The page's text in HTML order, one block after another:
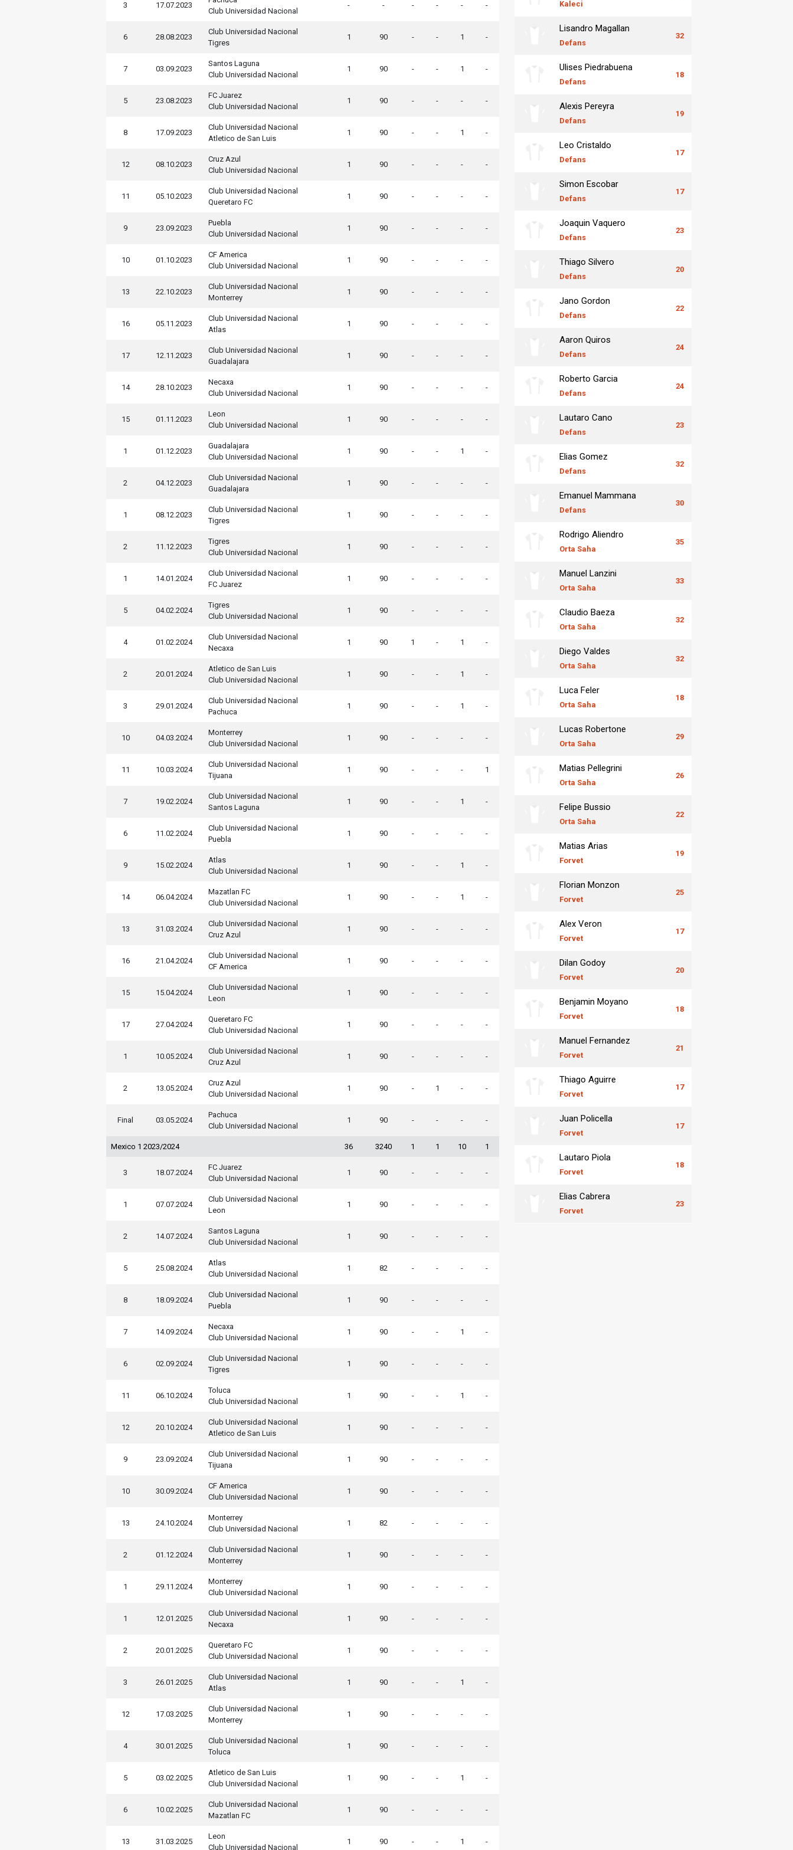
3 17.07.2023
Club Universidad Nacional
- - - - - -
6 28.08.2023
Club Universidad Nacional
Tigres
1 90 - - 1 -
7 03.09.2023
Santos Laguna
Club Universidad Nacional
1 90 - - 1 -
5 23.08.2023
FC Juarez
Club Universidad Nacional
1 90 - - - -
8 17.09.2023
Club Universidad Nacional
Atletico de San Luis
1 90 - - 1 -
12 08.10.2023
Cruz Azul
Club Universidad Nacional
1 90 - - - -
11 05.10.2023
Club Universidad Nacional
Queretaro FC
1 90 - - - -
9 23.09.2023
Puebla
Club Universidad Nacional
1 90 - - - -
10 01.10.2023
CF America
Club Universidad Nacional
1 90 - - - -
13 22.10.2023
Club Universidad Nacional
Monterrey
1 90 - - - -
16 05.11.2023
Club Universidad Nacional
Atlas
1 90 - - - -
17 12.11.2023
Club Universidad Nacional
Guadalajara
1 90 - - - -
14 28.10.2023
Necaxa
Club Universidad Nacional
1 90 - - - -
15 01.11.2023
Leon
Club Universidad Nacional
1 90 - - - -
1 01.12.2023
Guadalajara
Club Universidad Nacional
1 90 - - 1 -
2 04.12.2023
Club Universidad Nacional
Guadalajara
1 90 - - - -
1 08.12.2023
Club Universidad Nacional
Tigres
1 90 - - - -
2 11.12.2023
Tigres
Club Universidad Nacional
1 90 - - - -
1 14.01.2024
Club Universidad Nacional
FC Juarez
1 90 - - - -
5 04.02.2024
Tigres
Club Universidad Nacional
1 90 - - - -
4 01.02.2024
Club Universidad Nacional
Necaxa
1 90 1 - 1 -
2 20.01.2024
Atletico de San Luis
Club Universidad Nacional
1 90 - - 1 -
3 29.01.2024
Club Universidad Nacional
Pachuca
1 90 - - 1 -
10 04.03.2024
Monterrey
Club Universidad Nacional
1 90 - - - -
11 10.03.2024
Club Universidad Nacional
Tijuana
1 90 - - - 1
7 19.02.2024
Club Universidad Nacional
Santos Laguna
1 90 - - 1 -
6 11.02.2024
Club Universidad Nacional
Puebla
1 90 - - - -
9 15.02.2024
Atlas
Club Universidad Nacional
1 90 - - 1 -
14 06.04.2024
Mazatlan FC
Club Universidad Nacional
1 90 - - 1 -
13 31.03.2024
Club Universidad Nacional
Cruz Azul
1 90 - - - -
16 21.04.2024
Club Universidad Nacional
CF America
1 90 - - - -
15 15.04.2024
Club Universidad Nacional
Leon
1 90 - - - -
17 27.04.2024
Queretaro FC
Club Universidad Nacional
1 90 - - - -
1 10.05.2024
Club Universidad Nacional
Cruz Azul
1 90 - - - -
2 13.05.2024
Cruz Azul
Club Universidad Nacional
1 90 - 1 - -
Final 03.05.2024
Pachuca
Club Universidad Nacional
1 90 - - - -
Mexico 1 2023/2024 36 3240 1 1 10 1
3 18.07.2024
FC Juarez
Club Universidad Nacional
1 90 - - - -
1 07.07.2024
Club Universidad Nacional
Leon
1 90 - - - -
2 14.07.2024
Santos Laguna
Club Universidad Nacional
1 90 - - - -
5 25.08.2024
Atlas
Club Universidad Nacional
1 82 - - - -
8 18.09.2024
Club Universidad Nacional
Puebla
1 90 - - - -
7 14.09.2024
Necaxa
Club Universidad Nacional
1 90 - - 1 -
6 02.09.2024
Club Universidad Nacional
Tigres
1 90 - - - -
11 06.10.2024
Toluca
Club Universidad Nacional
1 90 - - 1 -
12 20.10.2024
Club Universidad Nacional
Atletico de San Luis
1 90 - - - -
9 23.09.2024
Club Universidad Nacional
Tijuana
1 90 - - - -
10 30.09.2024
CF America
Club Universidad Nacional
1 90 - - - -
13 24.10.2024
Monterrey
Club Universidad Nacional
1 82 - - - -
2 01.12.2024
Club Universidad Nacional
Monterrey
1 90 - - - -
1 29.11.2024
Monterrey
Club Universidad Nacional
1 90 - - - -
1 12.01.2025
Club Universidad Nacional
Necaxa
1 90 - - - -
2 20.01.2025
Queretaro FC
Club Universidad Nacional
1 90 - - - -
3 26.01.2025
Club Universidad Nacional
Atlas
1 90 - - 1 -
12 17.03.2025
Club Universidad Nacional
Monterrey
1 90 - - - -
4 30.01.2025
Club Universidad Nacional
Toluca
1 90 - - - -
5 03.02.2025
Atletico de San Luis
Club Universidad Nacional
1 90 - - 1 -
6 10.02.2025
Club Universidad Nacional
Mazatlan FC
1 90 - - - -
13 31.03.2025
Leon
Club Universidad Nacional
1 90 - - 1 -
Kaleci
Lisandro Magallan
Defans
32
Ulises Piedrabuena
Defans
18
Alexis Pereyra
Defans
19
Leo Cristaldo
Defans
17
Simon Escobar
Defans
17
Joaquin Vaquero
Defans
23
Thiago Silvero
Defans
20
Jano Gordon
Defans
22
Aaron Quiros
Defans
24
Roberto Garcia
Defans
24
Lautaro Cano
Defans
23
Elias Gomez
Defans
32
Emanuel Mammana
Defans
30
Rodrigo Aliendro
Orta Saha
35
Manuel Lanzini
Orta Saha
33
Claudio Baeza
Orta Saha
32
Diego Valdes
Orta Saha
32
Luca Feler
Orta Saha
18
Lucas Robertone
Orta Saha
29
Matias Pellegrini
Orta Saha
26
Felipe Bussio
Orta Saha
22
Matias Arias
Forvet
19
Florian Monzon
Forvet
25
Alex Veron
Forvet
17
Dilan Godoy
Forvet
20
Benjamin Moyano
Forvet
18
Manuel Fernandez
Forvet
21
Thiago Aguirre
Forvet
17
Juan Policella
Forvet
17
Lautaro Piola
Forvet
18
Elias Cabrera
Forvet
23